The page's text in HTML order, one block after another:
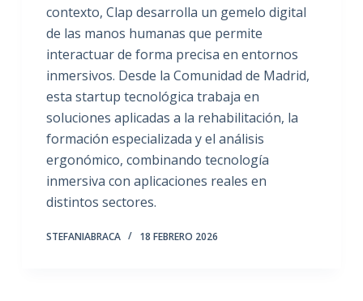
contexto, Clap desarrolla un gemelo digital
de las manos humanas que permite
interactuar de forma precisa en entornos
inmersivos. Desde la Comunidad de Madrid,
esta startup tecnológica trabaja en
soluciones aplicadas a la rehabilitación, la
formación especializada y el análisis
ergonómico, combinando tecnología
inmersiva con aplicaciones reales en
distintos sectores.
STEFANIABRACA 18 FEBRERO 2026